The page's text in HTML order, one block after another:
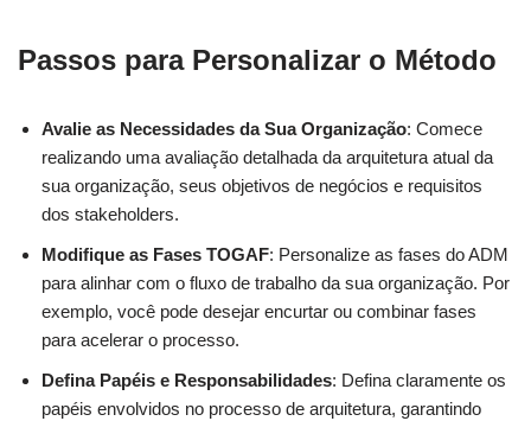
Passos para Personalizar o Método
Avalie as Necessidades da Sua Organização: Comece
realizando uma avaliação detalhada da arquitetura atual da
sua organização, seus objetivos de negócios e requisitos
dos stakeholders.
Modifique as Fases TOGAF: Personalize as fases do ADM
para alinhar com o fluxo de trabalho da sua organização. Por
exemplo, você pode desejar encurtar ou combinar fases
para acelerar o processo.
Defina Papéis e Responsabilidades: Defina claramente os
papéis envolvidos no processo de arquitetura, garantindo